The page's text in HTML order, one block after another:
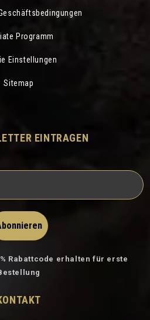
Programm
Einstellungen
Sitemap
EINTRAGEN
Rabattcode erhalten für erste